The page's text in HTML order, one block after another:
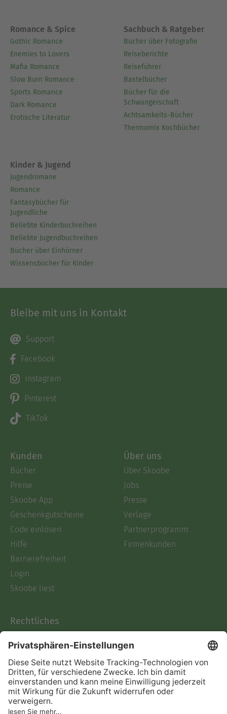
Romance & Spice
Gothic Romance
Enemies to Lovers
Mafia Romance
Slow Burn Romance
Sports Romance
Dark Romance
Erotische Literatur
Sachbuch & Ratgeber
Bücher über Fotografie
Reiseberichte
Reiseführer
Bastelbücher
Bücher für die
Schwangerschaft
Achtsamkeits-Bücher
Thermomix Kochbücher
Kinder & Jugend
Jugendromane
Romance
Fantasybücher für
Jugendliche
Beliebte Kinderbuchreihen
Beliebte Jugendbuchreihen
Bücher über Einhörner
Wissensbücher für Kinder
Bleibe mit uns in Kontakt
Support
Facebook
Instagram
Pinterest
TikTok
Kunden
Bücher
Preise
Skoobe App
Geschenkgutscheine
Code einlösen
Hilfe
Barrierefreiheit
Login
Skoobe liest
Über uns
Über Skoobe
Jobs
Presse
Verlage
Partnerprogramm
Firmenkunden
Rechtliches
AGB
Informationen nach Data
Act
Verträge hier kündigen
Impressum